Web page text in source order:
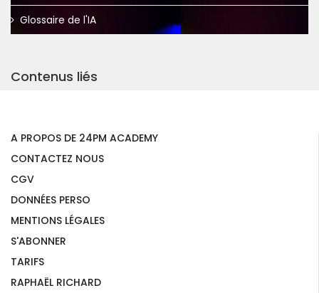
Glossaire de l'IA
Contenus liés
A PROPOS DE 24PM ACADEMY
CONTACTEZ NOUS
CGV
DONNÉES PERSO
MENTIONS LÉGALES
S'ABONNER
TARIFS
RAPHAËL RICHARD